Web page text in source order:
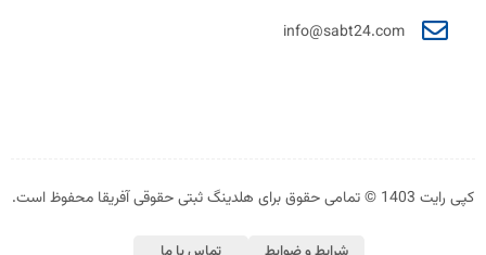
info@sabt24.com
کپی رایت 1403 © تمامی حقوق برای هلدینگ ثبتی حقوقی آفریقا محفوظ است.